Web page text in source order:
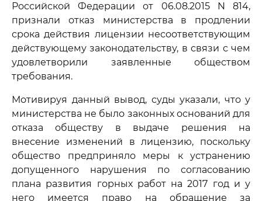
Российской Федерации от 06.08.2015 N 814,
признали отказ министерства в продлении
срока действия лицензии несоответствующим
действующему законодательству, в связи с чем
удовлетворили заявленные обществом
требования.
Мотивируя данный вывод, суды указали, что у
министерства не было законных оснований для
отказа обществу в выдаче решения на
внесение изменений в лицензию, поскольку
общество предприняло меры к устранению
допущенного нарушения по согласованию
плана развития горных работ на 2017 год и у
него имеется право на обращение за